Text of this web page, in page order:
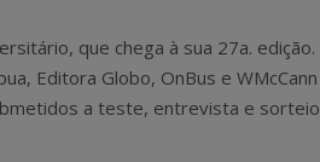
que chega à sua 27a. edição.
Editora Globo, OnBus e WMcCann
a teste, entrevista e sorteio